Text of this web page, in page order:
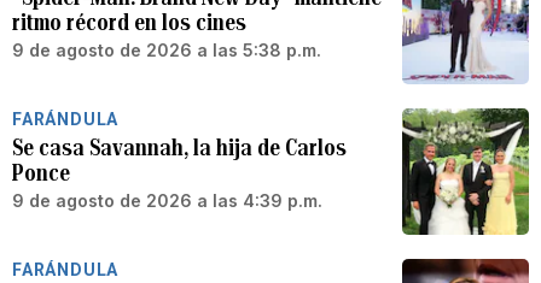
ritmo récord en los cines
9 de agosto de 2026 a las 5:38 p.m.
FARÁNDULA
Se casa Savannah, la hija de Carlos
Ponce
9 de agosto de 2026 a las 4:39 p.m.
FARÁNDULA